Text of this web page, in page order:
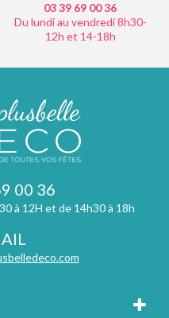
03 39 69 0036
Du lundi au vendredi 8h30-
12h et 14-18h
00 36
à 12H et de 14h30 à 18h